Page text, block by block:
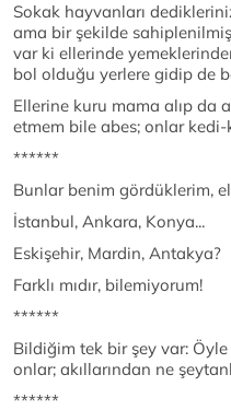
Sokak hayvanları
ama bir şekilde
var ki ellerinde
bol olduğu yerlere gidip de
Ellerine kuru mama alıp da
etmem bile abes; onlar
******
Bunlar benim gördüklerim,
İstanbul, Ankara, Konya...
Eskişehir, Mardin, Antakya?
Farklı mıdır, bilemiyorum!
******
Bildiğim tek bir şey var:
onlar; akıllarından ne
******